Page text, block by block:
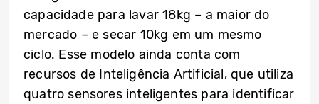
capacidade para lavar 18kg – a maior do
mercado – e secar 10kg em um mesmo
ciclo. Esse modelo ainda conta com
recursos de Inteligência Artificial, que utiliza
quatro sensores inteligentes para identificar